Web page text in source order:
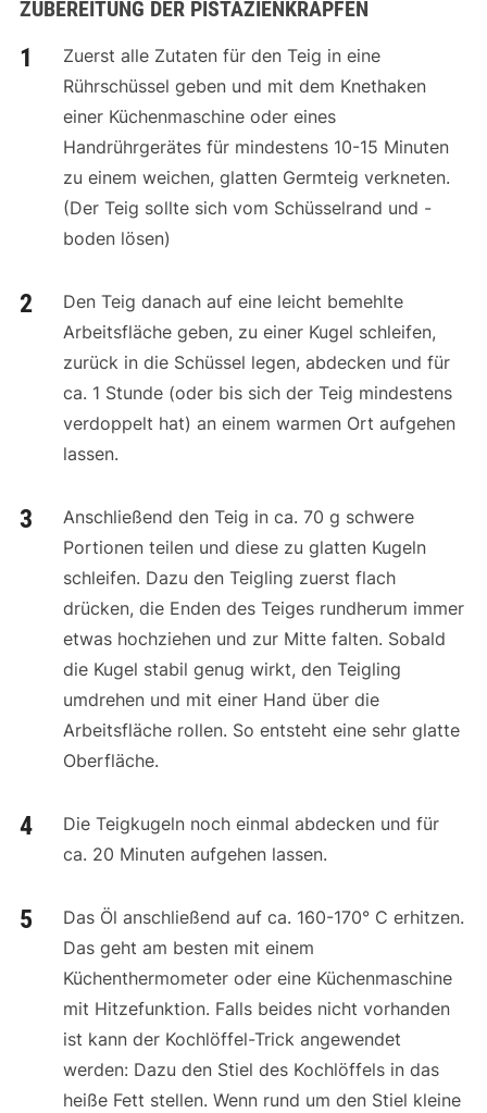
ZUBEREITUNG DER PISTAZIENKRAPFEN
Zuerst alle Zutaten für den Teig in eine
Rührschüssel geben und mit dem Knethaken
einer Küchenmaschine oder eines
Handrührgerätes für mindestens 10-15 Minuten
zu einem weichen, glatten Germteig verkneten.
(Der Teig sollte sich vom Schüsselrand und -
boden lösen)
Den Teig danach auf eine leicht bemehlte
Arbeitsfläche geben, zu einer Kugel schleifen,
zurück in die Schüssel legen, abdecken und für
ca. 1 Stunde (oder bis sich der Teig mindestens
verdoppelt hat) an einem warmen Ort aufgehen
lassen.
Anschließend den Teig in ca. 70 g schwere
Portionen teilen und diese zu glatten Kugeln
schleifen. Dazu den Teigling zuerst flach
drücken, die Enden des Teiges rundherum immer
etwas hochziehen und zur Mitte falten. Sobald
die Kugel stabil genug wirkt, den Teigling
umdrehen und mit einer Hand über die
Arbeitsfläche rollen. So entsteht eine sehr glatte
Oberfläche.
Die Teigkugeln noch einmal abdecken und für
ca. 20 Minuten aufgehen lassen.
Das Öl anschließend auf ca. 160-170° C erhitzen.
Das geht am besten mit einem
Küchenthermometer oder eine Küchenmaschine
mit Hitzefunktion. Falls beides nicht vorhanden
ist kann der Kochlöffel-Trick angewendet
werden: Dazu den Stiel des Kochlöffels in das
heiße Fett stellen. Wenn rund um den Stiel kleine